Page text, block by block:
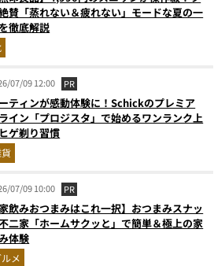
賛「蒸れない＆疲れない」モードな夏の一
徹底解説
07/09 12:00 PR
ティンが感動体験に！Schickのプレミア
イン「プロジスタ」で始めるワンランク上
ゲ剃り習慣
07/09 10:00 PR
家飲みおつまみはこれ一択】おつまみスナッ
二家「ホームサクッと」で簡単＆極上の家
体験
メ